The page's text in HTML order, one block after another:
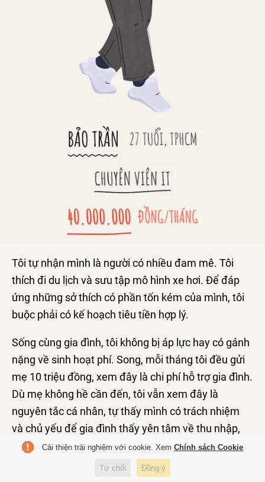
Tôi tự nhận mình là người có nhiều đam mê. Tôi
thích đi du lịch và sưu tập mô hình xe hơi. Để đáp
ứng những sở thích có phần tốn kém của mình, tôi
buộc phải có kế hoạch tiêu tiền hợp lý.
Sống cùng gia đình, tôi không bị áp lực hay có gánh
nặng về sinh hoạt phí. Song, mỗi tháng tôi đều gửi
mẹ 10 triệu đồng, xem đây là chi phí hỗ trợ gia đình.
Dù mẹ không hề cần đến, tôi vẫn xem đây là
nguyên tắc cá nhân, tự thấy mình có trách nhiệm
và chủ yếu để gia đình thấy yên tâm về thu nhập,
công việc của tôi.
Hiện tại, mỗi tháng tôi còn lại 30 triệu đồng. Trong
Cải thiện trải nghiệm với cookie. Xem Chính sách Cookie
Từ chối Đồng ý